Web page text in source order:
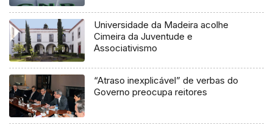
Universidade da Madeira acolhe
Cimeira da Juventude e
Associativismo
“Atraso inexplicável” de verbas do
Governo preocupa reitores